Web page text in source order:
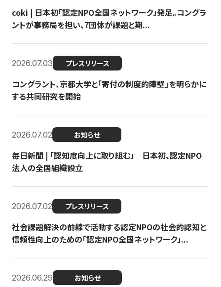
coki | 日本初「認定NPO全国ネットワーク」発足。コングラ
ントが事務局を担い、7団体が課題と期...
2026.07.03 プレスリリース
コングラント、京都大学と「寄付の制度的障壁」を明らかに
する共同研究を開始
2026.07.02 お知らせ
毎日新聞 | 「認知度向上に取り組む」 日本初、認定NPO
法人の全国組織設立
2026.07.02 プレスリリース
社会課題解決の前線で活動する認定NPOの社会的認知と
信頼性向上のための「認定NPO全国ネットワーク」...
2026.06.29 お知らせ